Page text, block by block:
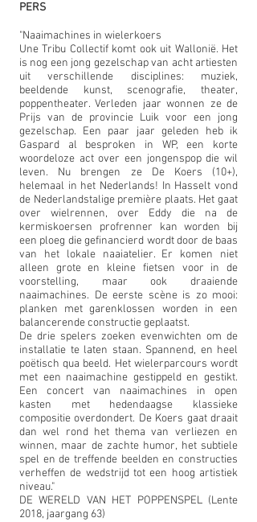
PERS
"Naaimachines in wielerkoers
Une Tribu Collectif komt ook uit Wallonië. Het
is nog een jong gezelschap van acht artiesten
uit verschillende disciplines: muziek,
beeldende kunst, scenografie, theater,
poppentheater. Verleden jaar wonnen ze de
Prijs van de provincie Luik voor een jong
gezelschap. Een paar jaar geleden heb ik
Gaspard al besproken in WP, een korte
woordeloze act over een jongenspop die wil
leven. Nu brengen ze De Koers (10+),
helemaal in het Nederlands! In Hasselt vond
de Nederlandstalige première plaats. Het gaat
over wielrennen, over Eddy die na de
kermiskoersen profrenner kan worden bij
een ploeg die gefinancierd wordt door de baas
van het lokale naaiatelier. Er komen niet
alleen grote en kleine fietsen voor in de
voorstelling, maar ook draaiende
naaimachines. De eerste scène is zo mooi:
planken met garenklossen worden in een
balancerende constructie geplaatst.
De drie spelers zoeken evenwichten om de
installatie te laten staan. Spannend, en heel
poëtisch qua beeld. Het wielerparcours wordt
met een naaimachine gestippeld en gestikt.
Een concert van naaimachines in open
kasten met hedendaagse klassieke
compositie overdondert. De Koers gaat draait
dan wel rond het thema van verliezen en
winnen, maar de zachte humor, het subtiele
spel en de treffende beelden en constructies
verheffen de wedstrijd tot een hoog artistiek
niveau."
DE WERELD VAN HET POPPENSPEL (Lente
2018, jaargang 63)